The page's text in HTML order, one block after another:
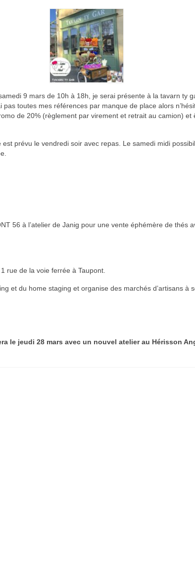
9 mars de 10h à 18h, je serai présente à la tavarn ty
pas toutes mes références par manque de place alors
de 20% (règlement par virement et retrait au camion) et
prévu le vendredi soir avec repas. Le samedi midi
56 à l’atelier de Janig pour une vente éphémère de thés
rue de la voie ferrée à Taupont.
et du home staging et organise des marchés d’artisans à
le jeudi 28 mars avec un nouvel atelier au Hérisson